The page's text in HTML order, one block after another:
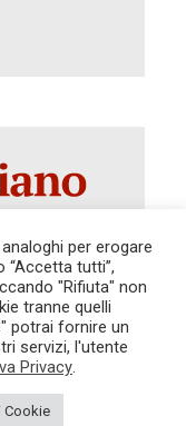
31
00159
per erogare
“Accetta tutti”,
"Rifiuta" non
tranne quelli
potrai fornire un
servizi, l'utente
Privacy.
Cookie